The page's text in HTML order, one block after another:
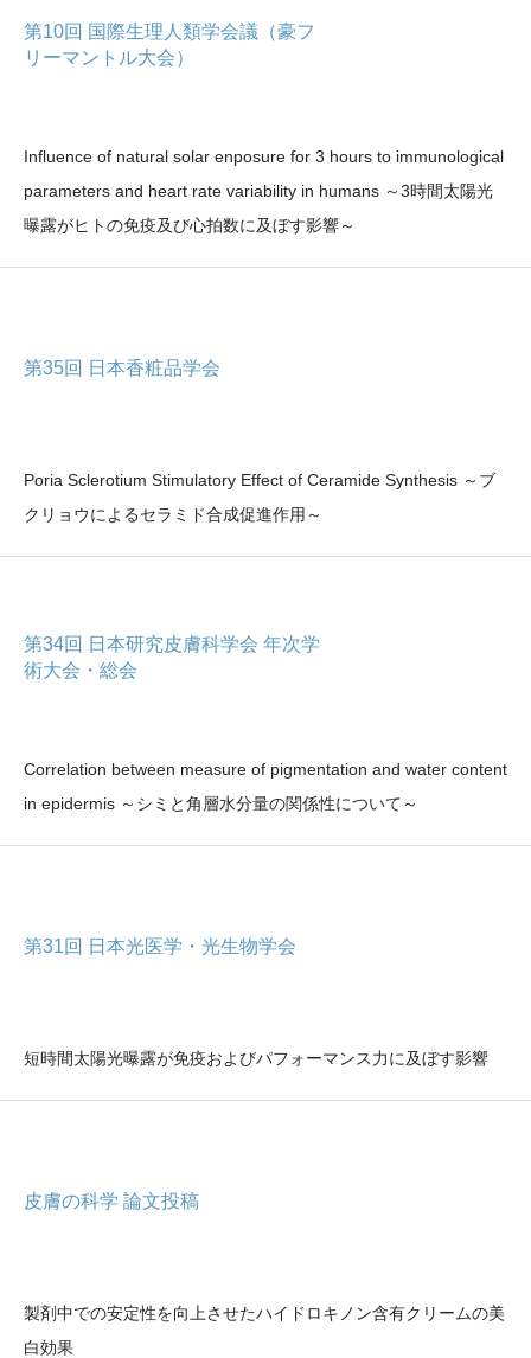
第10回 国際生理人類学会議（豪フ
リーマントル大会）
Influence of natural solar enposure for 3 hours to immunological
parameters and heart rate variability in humans ～3時間太陽光
曝露がヒトの免疫及び心拍数に及ぼす影響～
第35回 日本香粧品学会
Poria Sclerotium Stimulatory Effect of Ceramide Synthesis ～ブ
クリョウによるセラミド合成促進作用～
第34回 日本研究皮膚科学会 年次学
術大会・総会
Correlation between measure of pigmentation and water content
in epidermis ～シミと角層水分量の関係性について～
第31回 日本光医学・光生物学会
短時間太陽光曝露が免疫およびパフォーマンス力に及ぼす影響
皮膚の科学 論文投稿
製剤中での安定性を向上させたハイドロキノン含有クリームの美
白効果